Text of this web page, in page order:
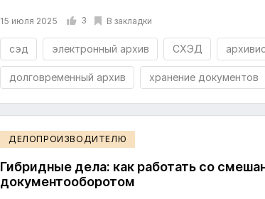
15 июля 2025 3 В закладки
сэд электронный архив СХЭД
долговременный архив хранение документов
ДЕЛОПРОИЗВОДИТЕЛЮ
Гибридные дела: как работать со
документооборотом